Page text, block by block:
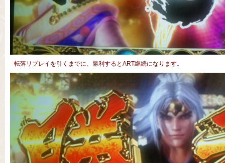
転落リプレイを引くまでに、勝利するとART継続になります。